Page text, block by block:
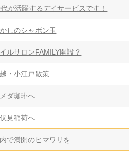
が活躍するデイサービスです！
しのシャボン玉
ルサロンFAMILY開設？
・小江戸散策
ダ珈琲へ
見稲荷へ
で満開のヒマワリを